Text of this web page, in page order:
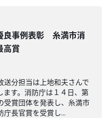
良事例表彰 糸満市消
高賞
送分担当は上地和夫さんで
ます。消防庁は１４日、第
受賞団体を発表し、糸満市
長官賞を受賞し...